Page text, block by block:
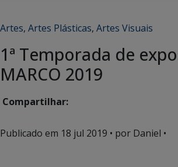
Artes, Artes Plásticas, Artes Visuais
1ª Temporada de
MARCO 2019
Compartilhar:
Publicado em 18 jul 2019 • por Daniel •